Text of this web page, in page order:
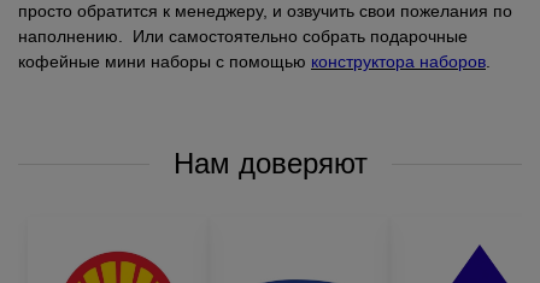
просто обратится к менеджеру, и озвучить свои пожелания по
наполнению. Или самостоятельно собрать подарочные
кофейные мини наборы с помощью конструктора наборов
Нам доверяют